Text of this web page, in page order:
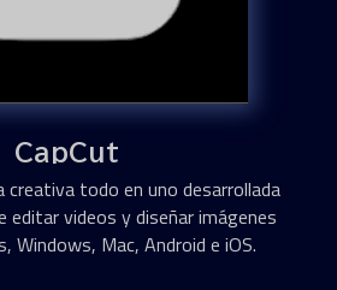
CapCut
creativa todo en uno desarrollada
editar videos y diseñar imágenes
Windows, Mac, Android e iOS.